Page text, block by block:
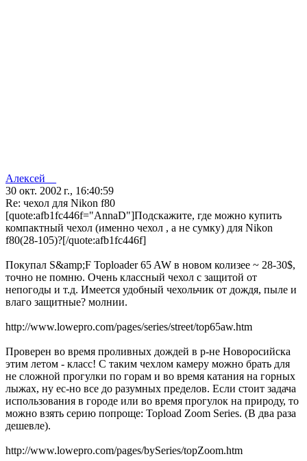
Алексей__
30 окт. 2002 г., 16:40:59
Re: чехол для Nikon f80
[quote:afb1fc446f="AnnaD"]Подскажите, где можно купить
компактный чехол (именно чехол , а не сумку) для Nikon
f80(28-105)?[/quote:afb1fc446f]
Покупал S&amp;F Toploader 65 AW в новом колизее ~ 28-30$,
точно не помню. Очень классный чехол с защитой от
непогоды и т.д. Имеется удобный чехольчик от дождя, пыле и
влаго защитные? молнии.
http://www.lowepro.com/pages/series/street/top65aw.htm
Проверен во время проливных дождей в р-не Новоросийска
этим летом - класс! С таким чехлом камеру можно брать для
не сложной прогулки по горам и во время катания на горных
лыжах, ну ес-но все до разумных пределов. Если стоит задача
использования в городе или во время прогулок на природу, то
можно взять серию попроще: Topload Zoom Series. (В два раза
дешевле).
http://www.lowepro.com/pages/bySeries/topZoom.htm